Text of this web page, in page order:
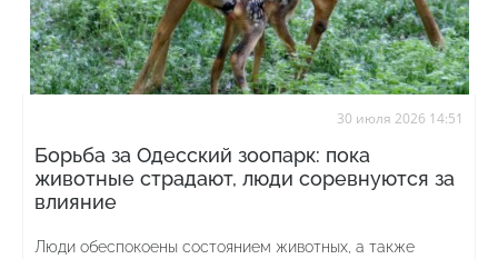
30 июля 2026 14:51
Борьба за Одесский зоопарк: пока
животные страдают, люди соревнуются за
влияние
Люди обеспокоены состоянием животных, а также